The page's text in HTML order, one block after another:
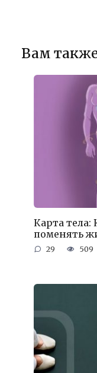
Вам
Карта тела:
поменять
29 509